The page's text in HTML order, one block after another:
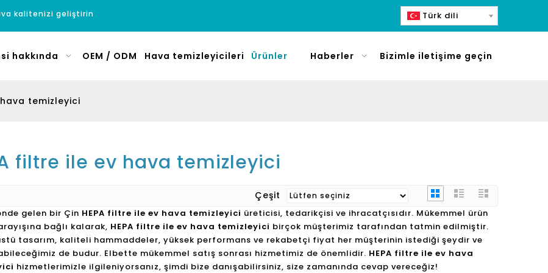
kalitenizi geliştirin Türk dili
hakkında OEM / ODM Hava temizleyicileri Ürünler Haberler Bizimle iletişime geçin
temizleyici
filtre ile ev hava temizleyici
Çeşit
gelen bir Çin HEPA filtre ile ev hava temizleyici üreticisi, tedarikçisi ve ihracatçısıdır. Mükemmel ürün
bağlı kalarak, HEPA filtre ile ev hava temizleyici birçok müşterimiz tarafından tatmin edilmiştir.
tasarım, kaliteli hammaddeler, yüksek performans ve rekabetçi fiyat her müşterinin istediği şeydir ve
de budur. Elbette mükemmel satış sonrası hizmetimiz de önemlidir. HEPA filtre ile ev hava
hizmetlerimizle ilgileniyorsanız, şimdi bize danışabilirsiniz, size zamanında cevap vereceğiz!